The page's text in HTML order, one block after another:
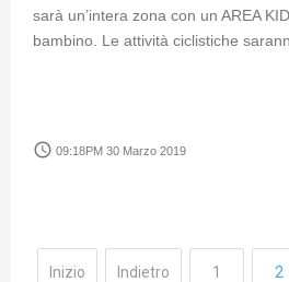
sarà un’intera zona con un AREA
bambino. Le attività ciclistiche
access_time 09:18PM 30 Marzo 2019
Inizio Indietro 1 2